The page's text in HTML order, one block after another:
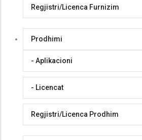
Regjistri/Licenca Furnizim
Prodhimi
- Aplikacioni
- Licencat
Regjistri/Licenca Prodhim